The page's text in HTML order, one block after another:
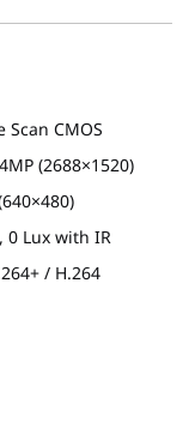
CMOS
(2688×1520)
0 Lux with IR
/ H.264